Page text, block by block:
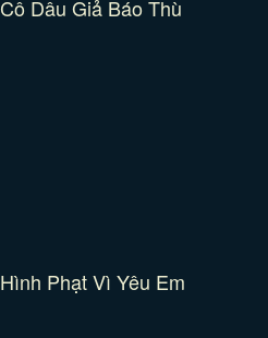
Cô Dâu Giả Báo Thù
Hình Phạt Vì Yêu Em